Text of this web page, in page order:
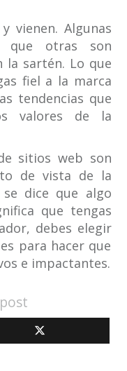
vienen. Algunas
que otras son
la sartén. Lo que
fiel a la marca
tendencias que
valores de la
sitios web son
de vista de la
dice que algo
que tengas
debes elegir
para hacer que
e impactantes.